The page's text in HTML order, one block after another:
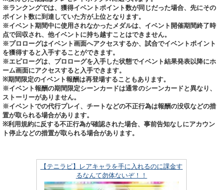
※ランクングでは、獲得イベントポイント数が同じだった場合、先にその
ポイント数に到達していた方が上位となります。
※イベント期間中に使用されなかったメダルは、イベント開催期間終了時
点で回収され、他イベントに持ち越すことはできません。
※プロローグはイベント画面へアクセスするか、試合でイベントポイント
を獲得すると入手することができます。
※エピローグは、プロローグを入手した状態でイベント結果発表以降にホ
ーム画面にアクセスすると入手できます。
※期間限定のイベント報酬は再登場することもあります。
※イベント報酬の期間限定シーンカードは通常のシーンカードと異なり、
ストーリーがありません。
※イベントでの代行プレイ、チートなどの不正行為は報酬の没収などの措
置が取られる場合があります。
※利用規約に反する不正行為が確認された場合、事前告知なしにアカウン
ト停止などの措置が取られる場合があります。
【テニラビ】レアキャラを手に入れるのに課金す
るなんて勿体ないぞ！！